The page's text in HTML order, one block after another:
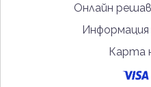
Онлайн
Информация
Карта